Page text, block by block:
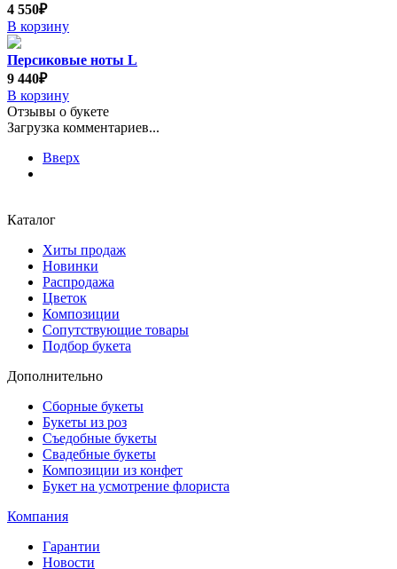
4 550₽
В корзину
Персиковые ноты L
9 440₽
В корзину
Отзывы о букете
Загрузка комментариев...
Вверх
Каталог
Хиты продаж
Новинки
Распродажа
Цветок
Композиции
Сопутствующие товары
Подбор букета
Дополнительно
Сборные букеты
Букеты из роз
Съедобные букеты
Свадебные букеты
Композиции из конфет
Букет на усмотрение флориста
Компания
Гарантии
Новости